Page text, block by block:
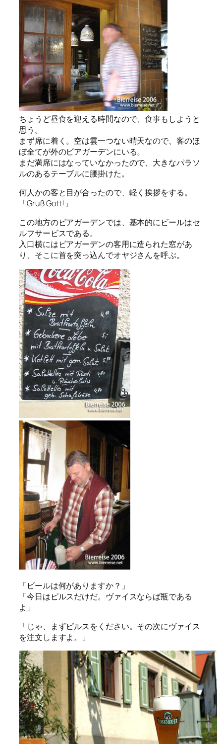
ちょうど昼食を迎える時間なので、食事もしようと
思う。
まず席に着く。空は雲一つない晴天なので、客のほ
ぼ全てが外のビアガーデンにいる。
まだ満席にはなっていなかったので、大きなパラソ
ルのあるテーブルに腰掛けた。
何人かの客と目が合ったので、軽く挨拶をする。
「Gruß Gott!」
この地方のビアガーデンでは、基本的にビールはセ
ルフサービスである。
入口横にはビアガーデンの客用に造られた窓があ
り、そこに首を突っ込んでオヤジさんを呼ぶ。
「ビールは何がありますか？」
「今日はピルスだけだ。ヴァイスならば瓶である
よ」
「じゃ、まずピルスをください。その次にヴァイス
を注文しますよ。」